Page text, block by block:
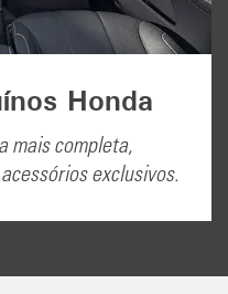
Honda
mais completa,
exclusivos.